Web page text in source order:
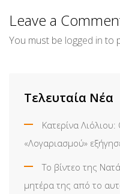
Leave a
You must be logged in to
Τελευταία Νέα
Κατερίνα
«Λογαριασμού»
Το βίντεο της
μητέρα της από το